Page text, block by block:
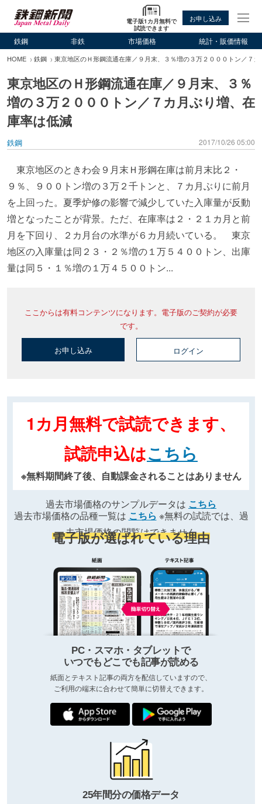
電子版1カ月無料で
試読できます
お申し込み
鉄鋼 非鉄 市場価格 統計・販価情報
HOME 鉄鋼 東京地区のＨ形鋼流通在庫／９月末、３％増の３万２０００トン／７
東京地区のＨ形鋼流通在庫／９月末、３％
増の３万２０００トン／７カ月ぶり増、在
庫率は低減
鉄鋼 2017/10/26 05:00
東京地区のときわ会９月末Ｈ形鋼在庫は前月末比２・
９％、９００トン増の３万２千トンと、７カ月ぶりに前月
を上回った。夏季炉修の影響で減少していた入庫量が反動
増となったことが背景。ただ、在庫率は２・２１カ月と前
月を下回り、２カ月台の水準が６カ月続いている。 東京
地区の入庫量は同２３・２％増の１万５４００トン、出庫
量は同５・１％増の１万４５００トン...
ここからは有料コンテンツになります。電子版のご契約が必要
です。
お申し込み ログイン
1カ月無料で試読できます、
試読申込はこちら
※無料期間終了後、自動課金されることはありません
過去市場価格のサンプルデータは こちら
過去市場価格の品種一覧は こちら ※無料の試読では、過
去市場価格の閲覧はできません
電子版が選ばれている理由
PC・スマホ・タブレットで
いつでもどこでも記事が読める
紙面とテキスト記事の両方を配信していますので、
ご利用の端末に合わせて簡単に切替えできます。
25年間分の価格データ